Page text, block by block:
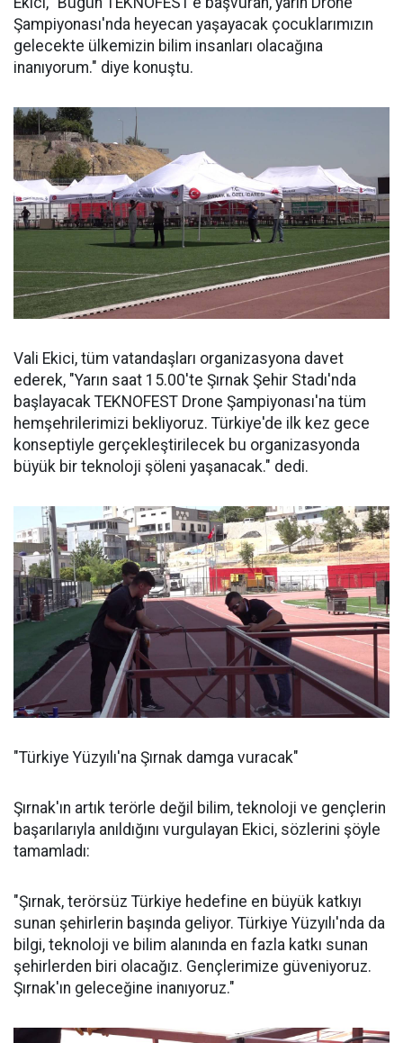
Şampiyonası'nda heyecan yaşayacak çocuklarımızın
gelecekte ülkemizin bilim insanları olacağına
inanıyorum." diye konuştu.
Vali Ekici, tüm vatandaşları organizasyona davet
ederek, "Yarın saat 15.00'te Şırnak Şehir Stadı'nda
başlayacak TEKNOFEST Drone Şampiyonası'na tüm
hemşehrilerimizi bekliyoruz. Türkiye'de ilk kez gece
konseptiyle gerçekleştirilecek bu organizasyonda
büyük bir teknoloji şöleni yaşanacak." dedi.
"Türkiye Yüzyılı'na Şırnak damga vuracak"
Şırnak'ın artık terörle değil bilim, teknoloji ve gençlerin
başarılarıyla anıldığını vurgulayan Ekici, sözlerini şöyle
tamamladı:
"Şırnak, terörsüz Türkiye hedefine en büyük katkıyı
sunan şehirlerin başında geliyor. Türkiye Yüzyılı'nda da
bilgi, teknoloji ve bilim alanında en fazla katkı sunan
şehirlerden biri olacağız. Gençlerimize güveniyoruz.
Şırnak'ın geleceğine inanıyoruz."